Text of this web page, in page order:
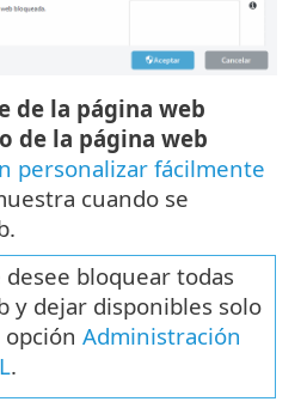
de la página web
de la página web
personalizar fácilmente
cuando se
desee bloquear todas
y dejar disponibles solo
Administración
.